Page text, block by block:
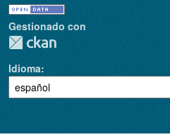
Gestionado con
Idioma